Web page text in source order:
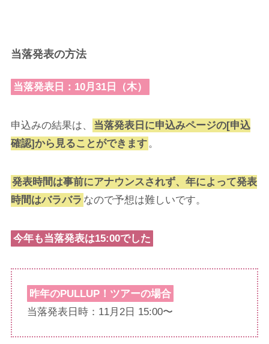
当落発表の方法
当落発表日：10月31日（木）
申込みの結果は、
当落発表日に申込みページの[申込
確認]から見ることができます。
発表時間は事前にアナウンスされず、年によって発表
時間はバラバラ なので予想は難しいです。
今年も当落発表は15:00でした
昨年のPULLUP！ツアーの場合
当落発表日時：11月2日 15:00〜